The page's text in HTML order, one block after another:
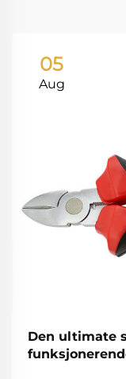
05
Aug
Den ultimate